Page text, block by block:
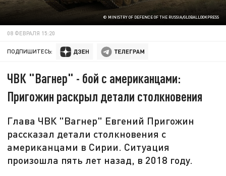
© MINISTRY OF DEFENCE OF THE RUSSIA/GLOBALLOOKPRESS
08 ФЕВРАЛЯ 15:20
ПОДПИШИТЕСЬ:
ЧВК "Вагнер" - бой с американцами:
Пригожин раскрыл детали столкновения
Глава ЧВК "Вагнер" Евгений Пригожин
рассказал детали столкновения с
американцами в Сирии. Ситуация
произошла пять лет назад, в 2018 году.